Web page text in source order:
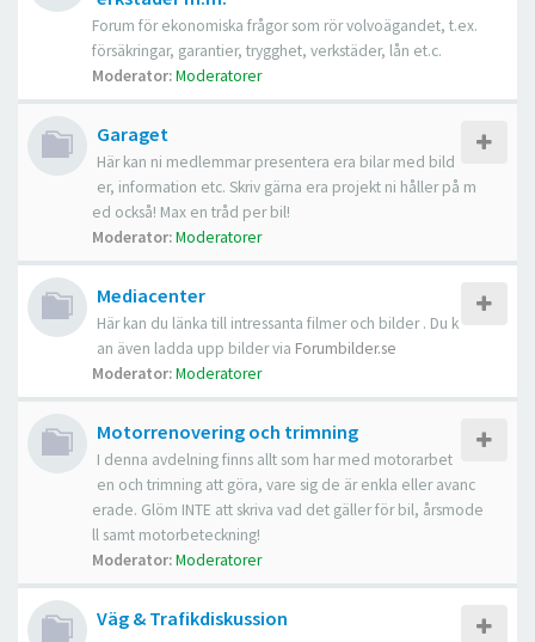
Forum för ekonomiska frågor som rör volvoägandet, t.ex.
försäkringar, garantier, trygghet, verkstäder, lån et.c.
Moderator:Moderatorer
Garaget
Här kan ni medlemmar presentera era bilar med bild
er, information etc. Skriv gärna era projekt ni håller på m
ed också! Max en tråd per bil!
Moderator:Moderatorer
Mediacenter
Här kan du länka till intressanta filmer och bilder . Du k
an även ladda upp bilder via Forumbilder.se
Moderator:Moderatorer
Motorrenovering och trimning
I denna avdelning finns allt som har med motorarbet
en och trimning att göra, vare sig de är enkla eller avanc
erade. Glöm INTE att skriva vad det gäller för bil, årsmode
ll samt motorbeteckning!
Moderator:Moderatorer
Väg & Trafikdiskussion